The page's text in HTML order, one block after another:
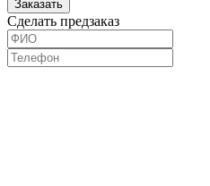
Заказать
Сделать предзаказ